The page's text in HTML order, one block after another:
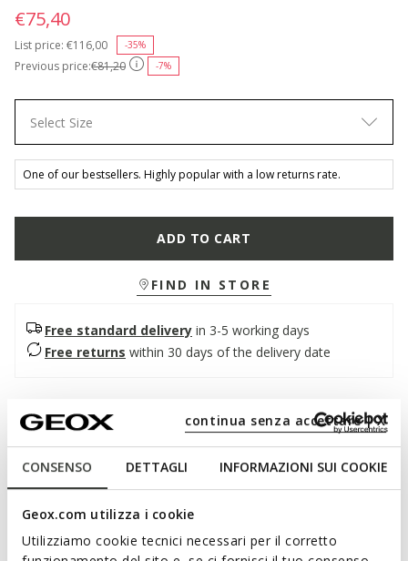
CONSENSO DETTAGLI INFORMAZIONI SUI COOKIE
Geox.com utilizza i cookie
Utilizziamo cookie tecnici necessari per il corretto
continua senza accettare | X
Previous price:€81,20 -7%
List price: Price reduced from
€116,00 -35%
€75,40
Select Size
One of our bestsellers. Highly popular with a low returns rate.
ADD TO CART
FIND IN STORE
Free standard delivery in 3-5 working days
Free returns within 30 days of the delivery date
Description
Women's low-cut sneaker with a tennis-shoe vibe and a
restrained classy feel.The ultimate way to elevate an off-duty
modern perforated panel on the outside of the upper.
ITEM CODE:D151BB085CFC0232